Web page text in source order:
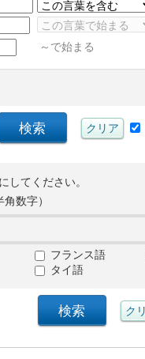
～で始まる
してください。
数字）
フランス語
タイ語